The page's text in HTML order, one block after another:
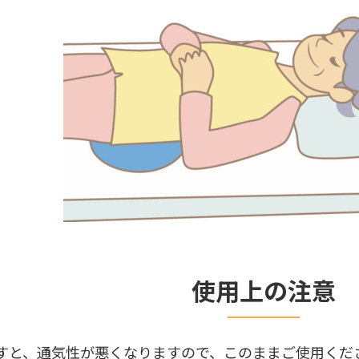
使用上の注意
と、通気性が悪くなりますので、このままご使用くだ